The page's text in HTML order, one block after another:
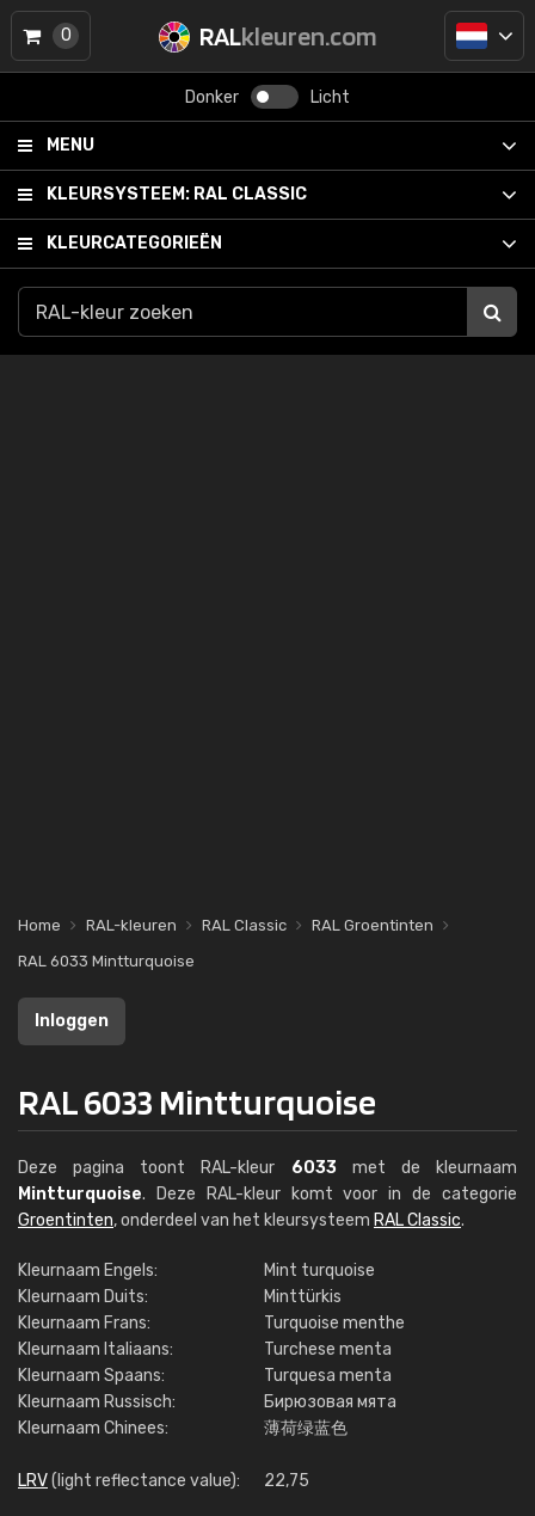
RALkleuren.com
Donker Licht
MENU
KLEURSYSTEEM: RAL CLASSIC
KLEURCATEGORIEËN
0
Home RAL-kleuren RAL Classic
RAL Groentinten
RAL 6033 Mintturquoise
Inloggen
RAL 6033 Mintturquoise
Deze pagina toont RAL-kleur 6033met de kleurnaam
Mintturquoise. Deze RAL-kleur komt voor in de categorie
Groentinten, onderdeel van het kleursysteem RAL Classic.
Kleurnaam Engels:
Mint turquoise
Kleurnaam Duits:
Minttürkis
Kleurnaam Frans:
Turquoise menthe
Kleurnaam Italiaans:
Turchese menta
Kleurnaam Spaans:
Turquesa menta
Kleurnaam Russisch:
Бирюзовая мята
Kleurnaam Chinees:
薄荷绿蓝色
LRV(light reflectance value): 22,75